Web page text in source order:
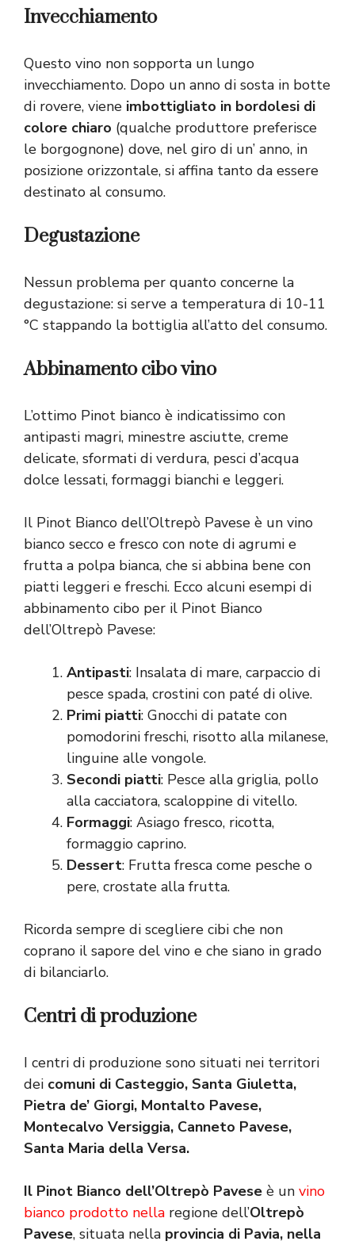
Invecchiamento
Questo vino non sopporta un lungo
invecchiamento. Dopo un anno di sosta in botte
di rovere, viene imbottigliato in bordolesi di
colore chiaro (qualche produttore preferisce
le borgognone) dove, nel giro di un’ anno, in
posizione orizzontale, si affina tanto da essere
destinato al consumo.
Degustazione
Nessun problema per quanto concerne la
degustazione: si serve a temperatura di 10-11
°C stappando la bottiglia all’atto del consumo.
Abbinamento cibo vino
L’ottimo Pinot bianco è indicatissimo con
antipasti magri, minestre asciutte, creme
delicate, sformati di verdura, pesci d’acqua
dolce lessati, formaggi bianchi e leggeri.
Il Pinot Bianco dell’Oltrepò Pavese è un vino
bianco secco e fresco con note di agrumi e
frutta a polpa bianca, che si abbina bene con
piatti leggeri e freschi. Ecco alcuni esempi di
abbinamento cibo per il Pinot Bianco
dell’Oltrepò Pavese:
Antipasti: Insalata di mare, carpaccio di
pesce spada, crostini con paté di olive.
Primi piatti: Gnocchi di patate con
pomodorini freschi, risotto alla milanese,
linguine alle vongole.
Secondi piatti: Pesce alla griglia, pollo
alla cacciatora, scaloppine di vitello.
Formaggi: Asiago fresco, ricotta,
formaggio caprino.
Dessert: Frutta fresca come pesche o
pere, crostate alla frutta.
Ricorda sempre di scegliere cibi che non
coprano il sapore del vino e che siano in grado
di bilanciarlo.
Centri di produzione
I centri di produzione sono situati nei territori
dei comuni di Casteggio, Santa Giuletta,
Pietra de’ Giorgi, Montalto Pavese,
Montecalvo Versiggia, Canneto Pavese,
Santa Maria della Versa.
Il Pinot Bianco dell’Oltrepò Pavese è un vino
bianco prodotto nella regione dell’Oltrepò
Pavese, situata nella provincia di Pavia, nella